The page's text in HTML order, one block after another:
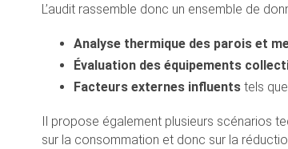
L’audit rassemble donc un ensemble de
Analyse thermique des parois et
Évaluation des équipements
Facteurs externes influents tels
Il propose également plusieurs scénarios
sur la consommation et donc sur la